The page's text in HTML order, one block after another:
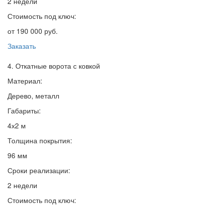
Стоимость под ключ:
от 190 000 руб.
Заказать
4. Откатные ворота с ковкой
Материал:
Дерево, металл
Габариты:
4х2 м
Толщина покрытия:
96 мм
Сроки реализации:
2 недели
Стоимость под ключ: